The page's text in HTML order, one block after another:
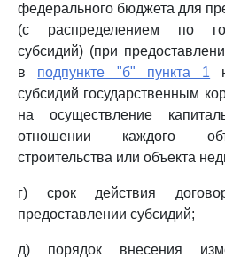
федерального бюджета для
(с распределением по
субсидий) (при
в подпункте "б" пункта 1
субсидий государственным
на осуществление
отношении каждого
строительства или объекта
г) срок действия
предоставлении субсидий;
д) порядок внесения